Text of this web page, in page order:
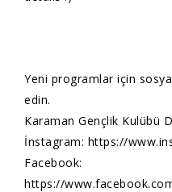
Yeni programlar için
edin.
Karaman Gençlik Kulübü
İnstagram: https://
Facebook:
https://